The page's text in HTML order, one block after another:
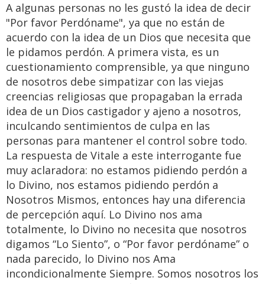
A algunas personas no les gustó la idea de decir
"Por favor Perdóname", ya que no están de
acuerdo con la idea de un Dios que necesita que
le pidamos perdón. A primera vista, es un
cuestionamiento comprensible, ya que ninguno
de nosotros debe simpatizar con las viejas
creencias religiosas que propagaban la errada
idea de un Dios castigador y ajeno a nosotros,
inculcando sentimientos de culpa en las
personas para mantener el control sobre todo.
La respuesta de Vitale a este interrogante fue
muy aclaradora: no estamos pidiendo perdón a
lo Divino, nos estamos pidiendo perdón a
Nosotros Mismos, entonces hay una diferencia
de percepción aquí. Lo Divino nos ama
totalmente, lo Divino no necesita que nosotros
digamos “Lo Siento”, o “Por favor perdóname” o
nada parecido, lo Divino nos Ama
incondicionalmente Siempre. Somos nosotros los